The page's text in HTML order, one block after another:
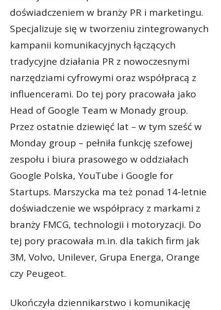
doświadczeniem w branży PR i marketingu.
Specjalizuje się w tworzeniu zintegrowanych
kampanii komunikacyjnych łączących
tradycyjne działania PR z nowoczesnymi
narzędziami cyfrowymi oraz współpracą z
influencerami. Do tej pory pracowała jako
Head of Google Team w Monady group.
Przez ostatnie dziewięć lat – w tym sześć w
Monday group – pełniła funkcję szefowej
zespołu i biura prasowego w oddziałach
Google Polska, YouTube i Google for
Startups. Marszycka ma też ponad 14-letnie
doświadczenie we współpracy z markami z
branży FMCG, technologii i motoryzacji. Do
tej pory pracowała m.in. dla takich firm jak
3M, Volvo, Unilever, Grupa Energa, Orange
czy Peugeot.
Ukończyła dziennikarstwo i komunikację